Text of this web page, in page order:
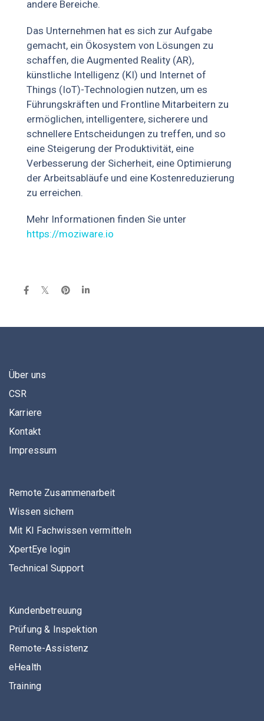
andere Bereiche.
Das Unternehmen hat es sich zur Aufgabe
gemacht, ein Ökosystem von Lösungen zu
schaffen, die Augmented Reality (AR),
künstliche Intelligenz (KI) und Internet of
Things (IoT)-Technologien nutzen, um es
Führungskräften und Frontline Mitarbeitern zu
ermöglichen, intelligentere, sicherere und
schnellere Entscheidungen zu treffen, und so
eine Steigerung der Produktivität, eine
Verbesserung der Sicherheit, eine Optimierung
der Arbeitsabläufe und eine Kostenreduzierung
zu erreichen.
Mehr Informationen finden Sie unter
https://moziware.io
Über uns
CSR
Karriere
Kontakt
Impressum
Remote Zusammenarbeit
Wissen sichern
Mit KI Fachwissen vermitteln
XpertEye login
Technical Support
Kundenbetreuung
Prüfung & Inspektion
Remote-Assistenz
eHealth
Training